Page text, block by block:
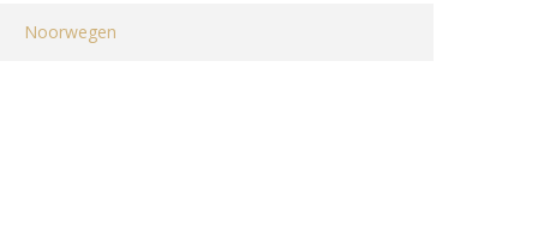
Noorwegen